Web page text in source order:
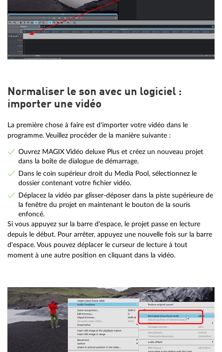
Normaliser le son avec un logiciel :
importer une vidéo
La première chose à faire est d'importer votre vidéo dans le
programme. Veuillez procéder de la manière suivante :
Ouvrez MAGIX Vidéo deluxe Plus et créez un nouveau projet
dans la boîte de dialogue de démarrage.
Dans le coin supérieur droit du Media Pool, sélectionnez le
dossier contenant votre fichier vidéo.
Déplacez la vidéo par glisser-déposer dans la piste supérieure de
la fenêtre du projet en maintenant le bouton de la souris
enfoncé.
Si vous appuyez sur la barre d'espace, le projet passe en lecture
depuis le début. Pour arrêter, appuyez une nouvelle fois sur la barre
d'espace. Vous pouvez déplacer le curseur de lecture à tout
moment à une autre position en cliquant dans la vidéo.